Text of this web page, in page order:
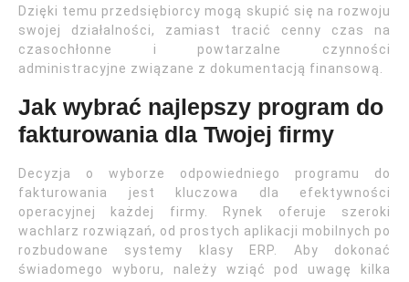
Dzięki temu przedsiębiorcy mogą skupić się na rozwoju
swojej działalności, zamiast tracić cenny czas na
czasochłonne i powtarzalne czynności
administracyjne związane z dokumentacją finansową.
Jak wybrać najlepszy program do
fakturowania dla Twojej firmy
Decyzja o wyborze odpowiedniego programu do
fakturowania jest kluczowa dla efektywności
operacyjnej każdej firmy. Rynek oferuje szeroki
wachlarz rozwiązań, od prostych aplikacji mobilnych po
rozbudowane systemy klasy ERP. Aby dokonać
świadomego wyboru, należy wziąć pod uwagę kilka